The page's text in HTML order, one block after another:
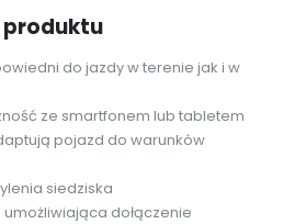
do jazdy w terenie jak i w
ze smartfonem lub tabletem
pojazd do warunków
siedziska
dołączenie